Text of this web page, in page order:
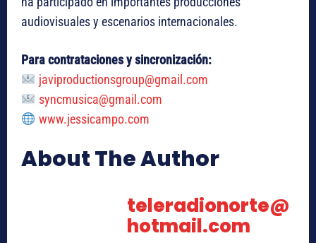
audiovisuales y escenarios internacionales.
Para contrataciones y sincronización:
javiproductionsgroup@gmail.com
syncmusica@gmail.com
www.jessicampo.com
About The Author
teleradionorte@
hotmail.com